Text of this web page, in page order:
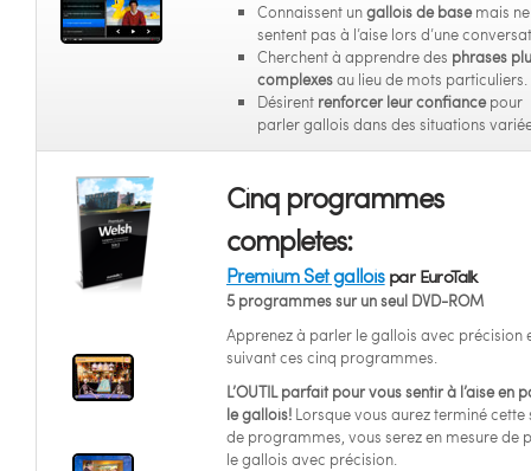
Connaissent ungallois de basemais
sentent pas à l’aise lors d’une
Cherchent à apprendre des phrases
complexesau lieu de mots particuliers.
Désirent renforcer leur confiancepour
parler gallois dans des situations
Cinq programmes
completes:
Premium Set galloispar EuroTalk
5 programmes sur un seul DVD-ROM
Apprenez à parler le gallois avec précision
suivant ces cinq programmes.
L’OUTIL parfait pour vous sentir à l’aise en
le gallois! Lorsque vous aurez terminé cette
de programmes, vous serez en mesure de
le gallois avec précision.